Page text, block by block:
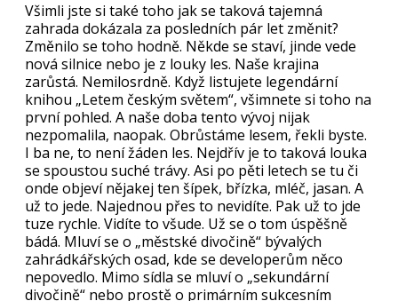
Všimli jste si také toho jak se taková tajemná
zahrada dokázala za posledních pár let změnit?
Změnilo se toho hodně. Někde se staví, jinde vede
nová silnice nebo je z louky les. Naše krajina
zarůstá. Nemilosrdně. Když listujete legendární
knihou „Letem českým světem“, všimnete si toho na
první pohled. A naše doba tento vývoj nijak
nezpomalila, naopak. Obrůstáme lesem, řekli byste.
I ba ne, to není žáden les. Nejdřív je to taková louka
se spoustou suché trávy. Asi po pěti letech se tu či
onde objeví nějakej ten šípek, břízka, mléč, jasan. A
už to jede. Najednou přes to nevidíte. Pak už to jde
tuze rychle. Vidíte to všude. Už se o tom úspěšně
bádá. Mluví se o „městské divočině“ bývalých
zahrádkářských osad, kde se developerům něco
nepovedlo. Mimo sídla se mluví o „sekundární
divočině“ nebo prostě o primárním sukcesním